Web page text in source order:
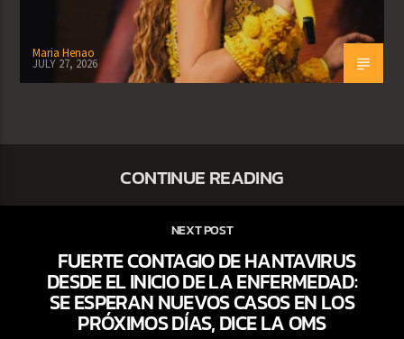
Maria Henao
JULY 27, 2026
CONTINUE READING
NEXT POST
FUERTE CONTAGIO DE HANTAVIRUS
DESDE EL INICIO DE LA ENFERMEDAD:
SE ESPERAN NUEVOS CASOS EN LOS
PRÓXIMOS DÍAS, DICE LA OMS